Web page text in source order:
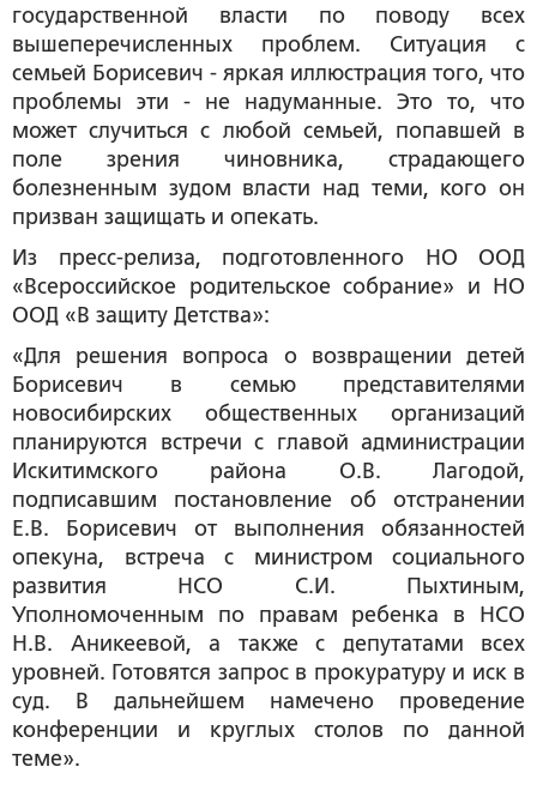
государственной власти по поводу всех
вышеперечисленных проблем. Ситуация с
семьей Борисевич - яркая иллюстрация того, что
проблемы эти - не надуманные. Это то, что
может случиться с любой семьей, попавшей в
поле зрения чиновника, страдающего
болезненным зудом власти над теми, кого он
призван защищать и опекать.
Из пресс-релиза, подготовленного НО ООД
«Всероссийское родительское собрание» и НО
ООД «В защиту Детства»:
«Для решения вопроса о возвращении детей
Борисевич в семью представителями
новосибирских общественных организаций
планируются встречи с главой администрации
Искитимского района О.В. Лагодой,
подписавшим постановление об отстранении
Е.В. Борисевич от выполнения обязанностей
опекуна, встреча с министром социального
развития НСО С.И. Пыхтиным,
Уполномоченным по правам ребенка в НСО
Н.В. Аникеевой, а также с депутатами всех
уровней. Готовятся запрос в прокуратуру и иск в
суд. В дальнейшем намечено проведение
конференции и круглых столов по данной
теме».